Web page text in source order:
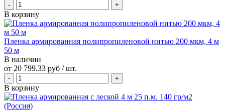
В корзину
Пленка армированная полипропиленовой нитью 200 мкм, 4 м
50 м
В наличии
от 20 799.33 руб / шт.
В корзину